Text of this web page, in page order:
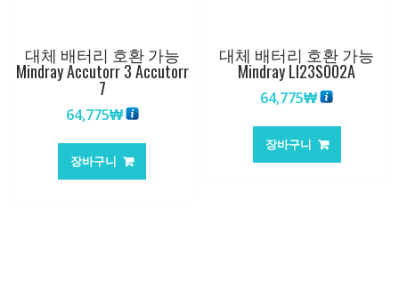
대체 배터리 호환 가능
Mindray Accutorr 3 Accutorr
7
64,775₩
장바구니
대체 배터리 호환 가능
Mindray LI23S002A
64,775₩
장바구니